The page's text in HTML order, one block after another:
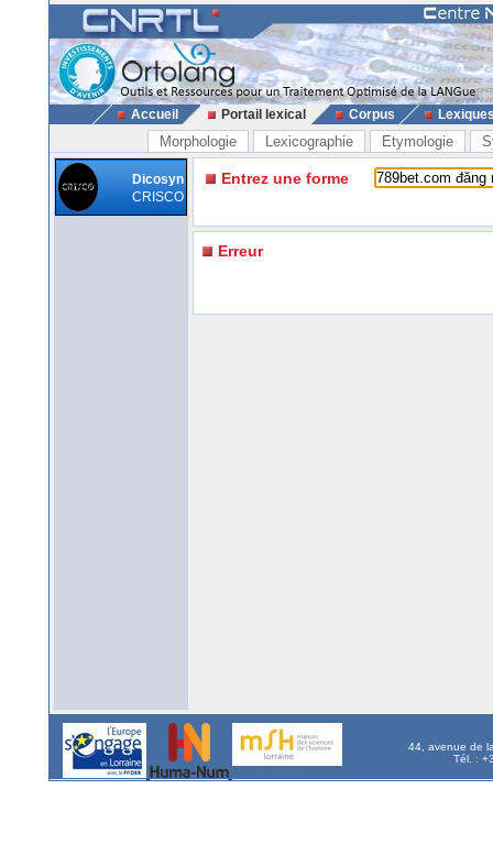
Accueil Portail lexical Corpus
Morphologie Lexicographie Etymologie
Dicosyn
CRISCO
Entrez une forme
Erreur
44, avenue de
Tél. :